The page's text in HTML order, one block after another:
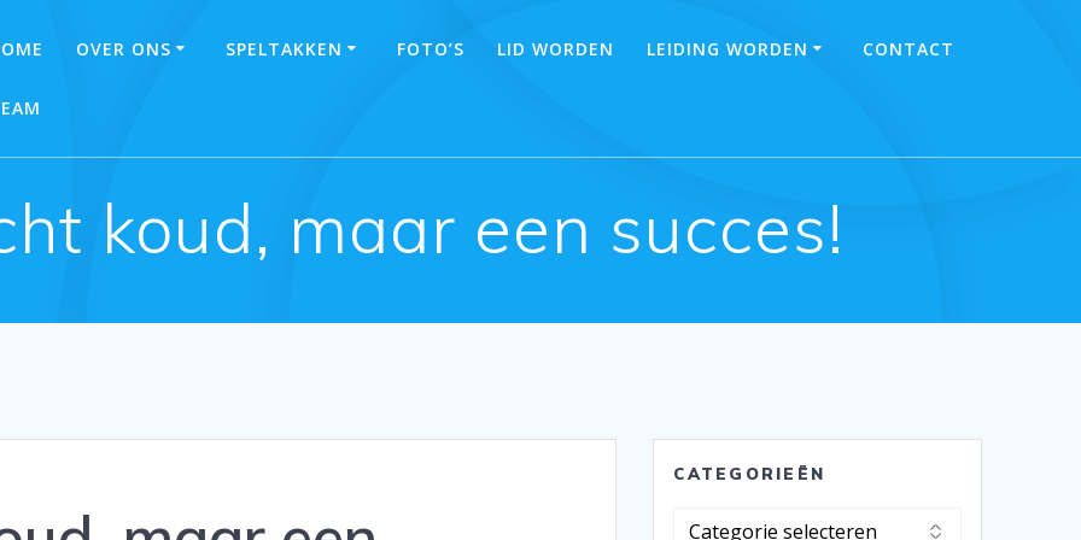
OVER ONS SPELTAKKEN FOTO’S LID WORDEN LEIDING WORDEN CONTACT
koud, maar een succes!
CATEGORIEËN
Categorieën